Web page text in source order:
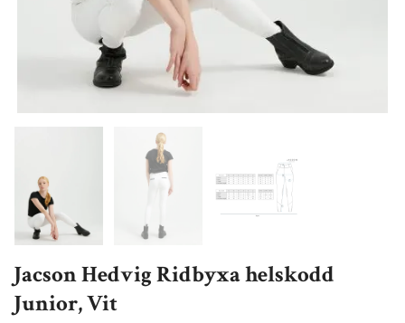
Jacson Hedvig Ridbyxa helskodd
Junior, Vit